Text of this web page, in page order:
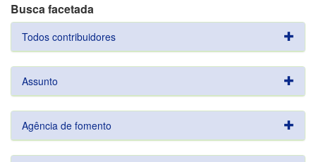
Busca facetada
Todos contribuidores
Assunto
Agência de fomento